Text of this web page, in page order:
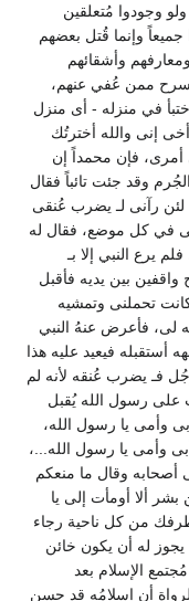
وجودوا مُتعلقين
جميعاً وإنما قُتل بعضهم
وأشقائهم
ممن عُفي عنهم،
في منزله - أى منزل
إنى والله أخترتُك
فإن محمداً إن
وقد جئت تائباً فقال
لئن رآنى لـ يضرب عُنقى
في كل موضع، فقال له
يرع النبي إلا بـ
بين يديه فأقبل
تحملنى وتمشيه
لى، فأعرض عنهُ النبي
فيعيد عليه هذا
فـ يضرب عُنقه لأنه لم
على رسول الله يُقبل
وأمى يا رسول الله،
وأمى يا رسول الله...،
أصحابه وقال ما منعكم
بشر ألا أومأت إلى يا
طرفك من كل ناحية رجاء
يجوز له أن يكون خائن
الإسلام بعد
أن إسلامُه قد حسن